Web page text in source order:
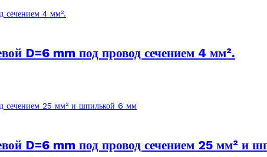
D=6 mm под провод сечением 4 мм².
D=6 mm под провод сечением 25 мм² и